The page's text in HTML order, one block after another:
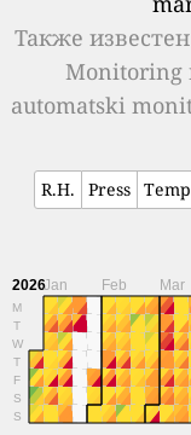
Также
Monitoring
automatski
R.H. Press Temp
2026
M
T
W
T
F
S
S
Jan Feb Mar